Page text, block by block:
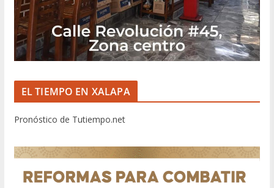
EL TIEMPO EN XALAPA
Pronóstico de Tutiempo.net